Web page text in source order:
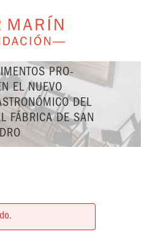
PRO-
EL NUEVO
DEL
FÁBRICA DE SAN